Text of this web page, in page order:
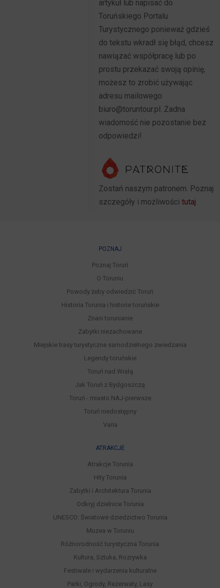
artykuł lub napisać do
Toruńskiego Portalu
Turystycznego ponieważ gdzieś
do tekstu wkradł się błąd, chcesz
nawiązać współpracę lub po
prostu przekazać swoją opinię,
możesz to zrobić używając
adresu mailowego
biuro@toruntour.pl. Żadna
wiadomość nie pozostanie bez
odpowiedzi!
Zostań naszym patronem. Poznaj
szczegóły i możliwości tutaj
POZNAJ
Poznaj Toruń
O Toruniu
Powody żeby odwiedzić Toruń
Historia Torunia i historie toruńskie
Znani torunianie
Zabytki niezachowane
Miejskie trasy turystyczne samodzielnego zwiedzania
Legendy toruńskie
Toruń nad Wisłą
Jak Toruń z Bydgoszczą
Toruń - miasto NAJ-pierwsze
Toruń niedostępny
Varia
ATRAKCJE
Atrakcje Torunia
Hity Torunia
Zabytki i Architektura Torunia
Odkryj dzielnice Torunia
UNESCO: Światowe dziedzictwo Torunia
Muzea w Toruniu
Różnorodność turystyczna Torunia
Kultura, Sztuka, Rozrywka
Festiwale i wydarzenia kulturalne
Parki, Ogrody, Rezerwaty, Lasy